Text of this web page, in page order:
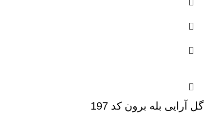
گل آرایی بله برون کد 197